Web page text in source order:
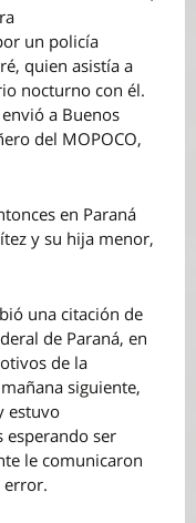
un policía
quien asistía a
nocturno con él.
a Buenos
del MOPOCO,
en Paraná
y su hija menor,
una citación de
de Paraná, en
de la
siguiente,
estuvo
esperando ser
le comunicaron
error.